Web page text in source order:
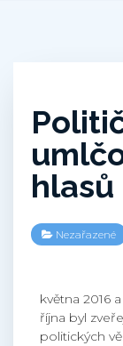
hlasů
Nezařazené
května 2016 a
října byl
politických